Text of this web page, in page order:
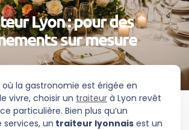
Lyon : pour des
sur mesure
où la gastronomie est érigée en
vivre, choisir un traiteur à Lyon revêt
particulière. Bien plus qu’un
un traiteur lyonnais est un